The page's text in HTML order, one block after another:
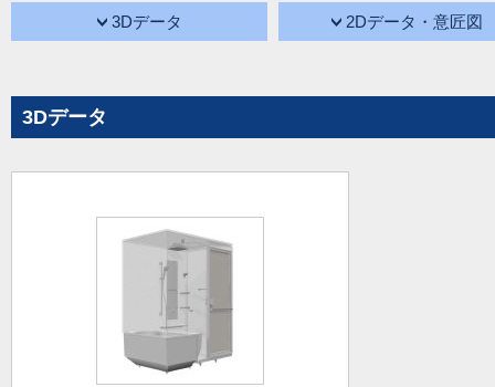
3Dデータ 2Dデータ・意匠図
3Dデータ